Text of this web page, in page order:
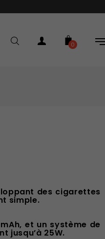
0
des cigarettes
simple.
et un système de
jusqu’à 25W.